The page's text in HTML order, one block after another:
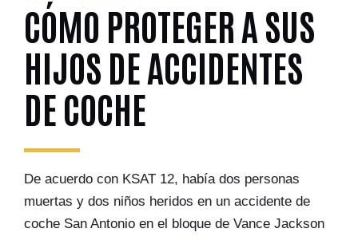
CÓMO PROTEGER A SUS
HIJOS DE ACCIDENTES
DE COCHE
De acuerdo con KSAT 12, había dos personas
muertas y dos niños heridos en un accidente de
coche San Antonio en el bloque de Vance Jackson